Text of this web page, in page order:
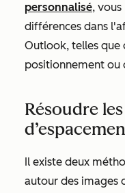
personnalisé,
différences dans
Outlook, telles que
positionnement ou
Résoudre
Il existe deux
autour des images